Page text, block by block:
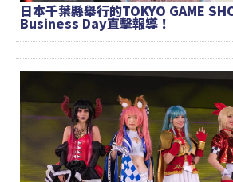
日本千葉縣舉行的TOKYO GAME
Business Day直擊報導！